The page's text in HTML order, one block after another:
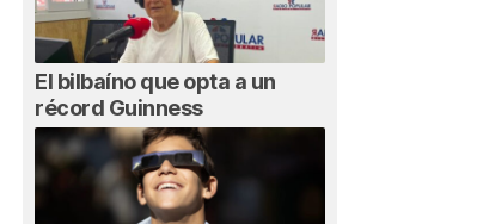
El bilbaíno que opta a un
récord Guinness